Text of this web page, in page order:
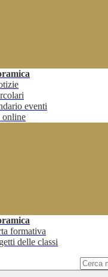
eventi
formativa
delle classi